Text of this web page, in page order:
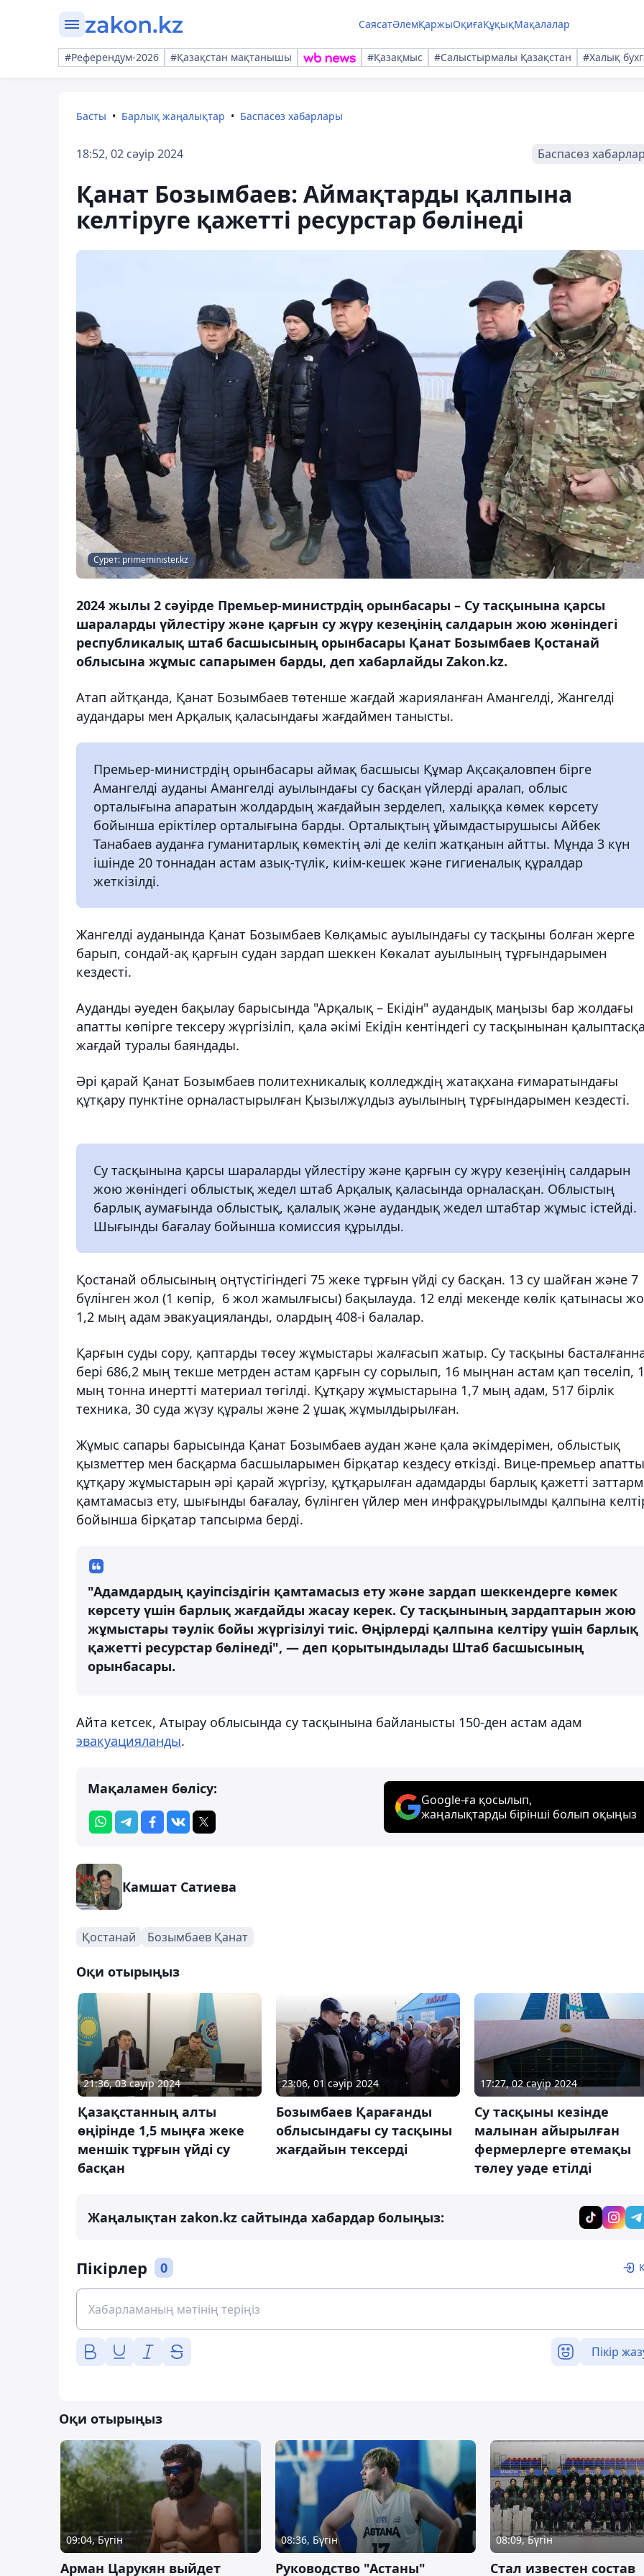
СаясатӘлемҚаржыОқиғаҚұқықМақалалар
#Референдум-2026 #Қазақстан мақтанышы #Қазақмыс #Салыстырмалы Қазақстан #Халық
Басты Барлық жаңалықтар Баспасөз хабарлары
18:52, 02 сәуір 2024 Баспасөз
Қанат Бозымбаев: Аймақтарды қалпына
келтіруге қажетті ресурстар бөлінеді
Сурет: primeminister.kz
2024 жылы 2 сәуірде Премьер-министрдің орынбасары – Су тасқынына қарсы
шараларды үйлестіру және қарғын су жүру кезеңінің салдарын жою жөніндегі
республикалық штаб басшысының орынбасары Қанат Бозымбаев Қостанай
облысына жұмыс сапарымен барды, деп хабарлайды Zakon.kz.
Атап айтқанда, Қанат Бозымбаев төтенше жағдай жарияланған Амангелді, Жангелді
аудандары мен Арқалық қаласындағы жағдаймен танысты.
Премьер-министрдің орынбасары аймақ басшысы Құмар Ақсақаловпен бірге
Амангелді ауданы Амангелді ауылындағы су басқан үйлерді аралап, облыс
орталығына апаратын жолдардың жағдайын зерделеп, халыққа көмек көрсету
бойынша еріктілер орталығына барды. Орталықтың ұйымдастырушысы Айбек
Танабаев ауданға гуманитарлық көмектің әлі де келіп жатқанын айтты. Мұнда 3 күн
ішінде 20 тоннадан астам азық-түлік, киім-кешек және гигиеналық құралдар
жеткізілді.
Жангелді ауданында Қанат Бозымбаев Көлқамыс ауылындағы су тасқыны болған жерге
барып, сондай-ақ қарғын судан зардап шеккен Көкалат ауылының тұрғындарымен
кездесті.
Ауданды әуеден бақылау барысында "Арқалық – Екідін" аудандық маңызы бар жолдағы
апатты көпірге тексеру жүргізіліп, қала әкімі Екідін кентіндегі су тасқынынан
жағдай туралы баяндады.
Әрі қарай Қанат Бозымбаев политехникалық колледждің жатақхана ғимаратындағы
құтқару пунктіне орналастырылған Қызылжұлдыз ауылының тұрғындарымен кездесті.
Су тасқынына қарсы шараларды үйлестіру және қарғын су жүру кезеңінің салдарын
жою жөніндегі облыстық жедел штаб Арқалық қаласында орналасқан. Облыстың
барлық аумағында облыстық, қалалық және аудандық жедел штабтар жұмыс істейді.
Шығынды бағалау бойынша комиссия құрылды.
Қостанай облысының оңтүстігіндегі 75 жеке тұрғын үйді су басқан. 13 су шайған және 7
бүлінген жол (1 көпір, 6 жол жамылғысы) бақылауда. 12 елді мекенде көлік қатынасы
1,2 мың адам эвакуацияланды, олардың 408-і балалар.
Қарғын суды сору, қаптарды төсеу жұмыстары жалғасып жатыр. Су тасқыны
бері 686,2 мың текше метрден астам қарғын су сорылып, 16 мыңнан астам қап төселіп,
мың тонна инертті материал төгілді. Құтқару жұмыстарына 1,7 мың адам, 517 бірлік
техника, 30 суда жүзу құралы және 2 ұшақ жұмылдырылған.
Жұмыс сапары барысында Қанат Бозымбаев аудан және қала әкімдерімен, облыстық
қызметтер мен басқарма басшыларымен бірқатар кездесу өткізді. Вице-премьер
құтқару жұмыстарын әрі қарай жүргізу, құтқарылған адамдарды барлық қажетті
қамтамасыз ету, шығынды бағалау, бүлінген үйлер мен инфрақұрылымды қалпына
бойынша бірқатар тапсырма берді.
"Адамдардың қауіпсіздігін қамтамасыз ету және зардап шеккендерге көмек
көрсету үшін барлық жағдайды жасау керек. Су тасқынының зардаптарын жою
жұмыстары тәулік бойы жүргізілуі тиіс. Өңірлерді қалпына келтіру үшін барлық
қажетті ресурстар бөлінеді", — деп қорытындылады Штаб басшысының
орынбасары.
Айта кетсек, Атырау облысында су тасқынына байланысты 150-ден астам адам
эвакуацияланды.
Мақаламен бөлісу:
Google-ға қосылып,
жаңалықтарды бірінші болып оқыңыз
Камшат Сатиева
Қостанай Бозымбаев Қанат
Оқи отырыңыз
21:36, 03 сәуір 2024
Қазақстанның алты
өңірінде 1,5 мыңға жеке
меншік тұрғын үйді су
басқан
23:06, 01 сәуір 2024
Бозымбаев Қарағанды
облысындағы су тасқыны
жағдайын тексерді
17:27, 02 сәуір 2024
Су тасқыны кезінде
малынан айырылған
фермерлерге өтемақы
төлеу уәде етілді
Жаңалықтан zakon.kz сайтында хабардар болыңыз:
Пікірлер 0
Пікір
Оқи отырыңыз
09:04, Бүгін
Арман Царукян выйдет
08:36, Бүгін
Руководство "Астаны"
08:09, Бүгін
Стал известен состав